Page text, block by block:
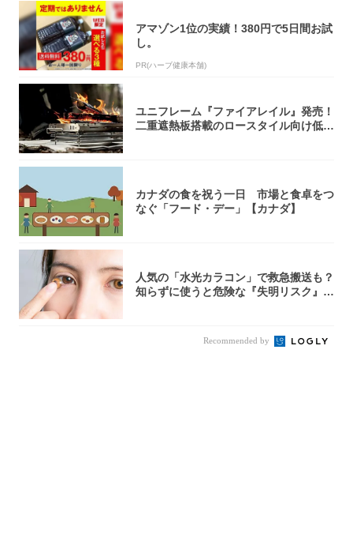
アマゾン1位の実績！380円で5日間お試
し。
PR(ハーブ健康本舗)
ユニフレーム『ファイアレイル』発売！
二重遮熱板搭載のロースタイル向け低型
カナダの食を祝う一日 市場と食卓をつ
なぐ「フード・デー」【カナダ】
人気の「水光カラコン」で救急搬送も？
知らずに使うと危険な『失明リスク』と
Recommended by